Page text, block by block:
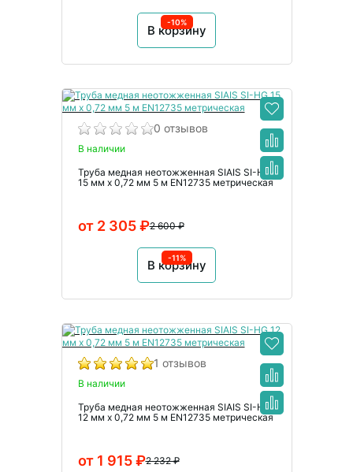
В корзину
-10%
0 отзывов
В наличии
Труба медная неотожженная SIAIS SI-HG
15 мм x 0,72 мм 5 м EN12735 метрическая
2 600 ₽
от 2 305 ₽
В корзину
-11%
1 отзывов
В наличии
Труба медная неотожженная SIAIS SI-HG
12 мм x 0,72 мм 5 м EN12735 метрическая
2 232 ₽
от 1 915 ₽